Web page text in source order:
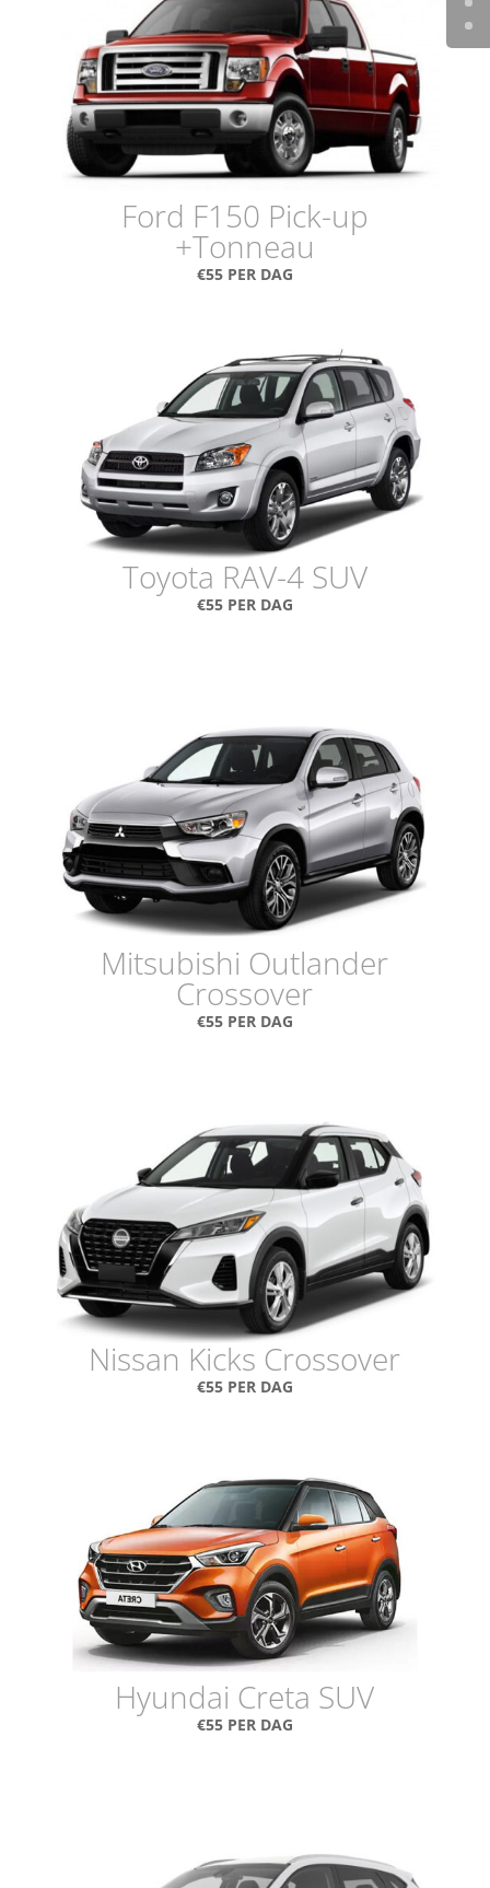
Ford F150 Pick-up
+Tonneau
€55 PER DAG
Toyota RAV-4 SUV
€55 PER DAG
Mitsubishi Outlander
Crossover
€55 PER DAG
Nissan Kicks Crossover
€55 PER DAG
Hyundai Creta SUV
€55 PER DAG